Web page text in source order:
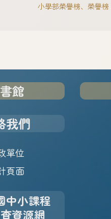
小學部榮譽榜、 榮譽榜
館
我們
單位
頁面
中小課程
資源網